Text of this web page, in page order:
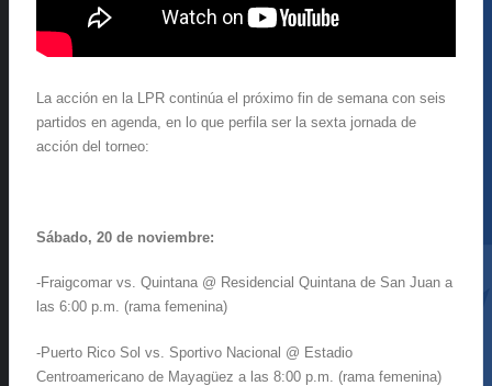
La acción en la LPR continúa el próximo fin de semana con seis
partidos en agenda, en lo que perfila ser la sexta jornada de
acción del torneo:
Sábado, 20 de noviembre:
-Fraigcomar vs. Quintana @ Residencial Quintana de San Juan a
las 6:00 p.m. (rama femenina)
-Puerto Rico Sol vs. Sportivo Nacional @ Estadio
Centroamericano de Mayagüez a las 8:00 p.m. (rama femenina)